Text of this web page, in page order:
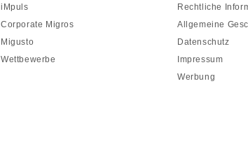
iMpuls
Corporate Migros
Migusto
Wettbewerbe
Rechtliche
Allgemeine
Datenschutz
Impressum
Werbung